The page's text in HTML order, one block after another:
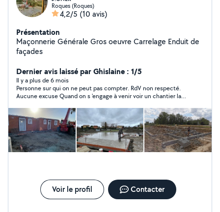
Roques (Roques)
4,2/5 (10 avis)
Présentation
Maçonnerie Générale Gros oeuvre Carrelage Enduit de
façades
Dernier avis laissé par Ghislaine : 1/5
Il y a plus de 6 mois
Personne sur qui on ne peut pas compter. RdV non respecté.
Aucune excuse Quand on s 'engage à venir voir un chantier la
Pourtant ce monsieur m'a été recommandé......
Voir le profil Contacter